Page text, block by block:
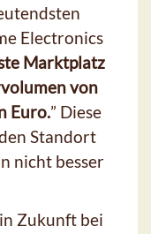
Electronics
Marktplatz
von
Euro.” Diese
Standort
nicht besser
Zukunft bei